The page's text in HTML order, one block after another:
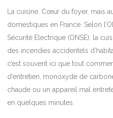
La cuisine. Cœur du foyer, mais
domestiques en France. Selon
Sécurité Electrique (ONSE), la
des incendies accidentels
c’est souvent ici que tout
d’entretien, monoxyde de
chaude ou un appareil mal
en quelques minutes.